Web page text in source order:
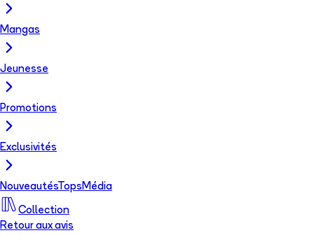
Mangas
Jeunesse
Promotions
Exclusivités
NouveautésTops Média
Collection
Retour aux avis